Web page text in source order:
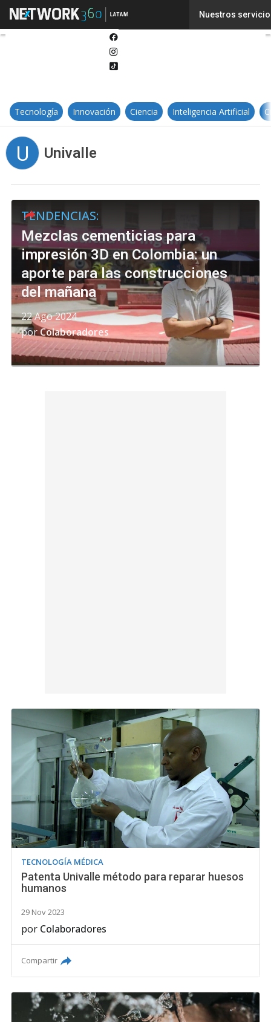
Nuestros
Tecnología Innovación Ciencia Inteligencia Artificial
U Univalle
TENDENCIAS:
Mezclas cementicias para
impresión 3D en Colombia: un
aporte para las construcciones
del mañana
22 Ago 2024
porColaboradores
TECNOLOGÍA MÉDICA
Patenta Univalle método para reparar huesos
humanos
29 Nov 2023
por Colaboradores
Compartir